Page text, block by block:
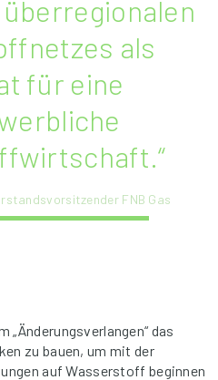
als
für eine
FNB Gas
„Änderungsverlangen“ das
zu bauen, um mit der
auf Wasserstoff beginnen